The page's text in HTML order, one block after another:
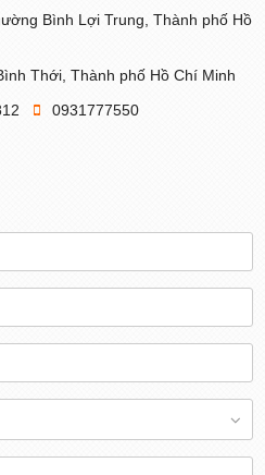
Bình Lợi Trung, Thành phố Hồ
Thới, Thành phố Hồ Chí Minh
0931777550